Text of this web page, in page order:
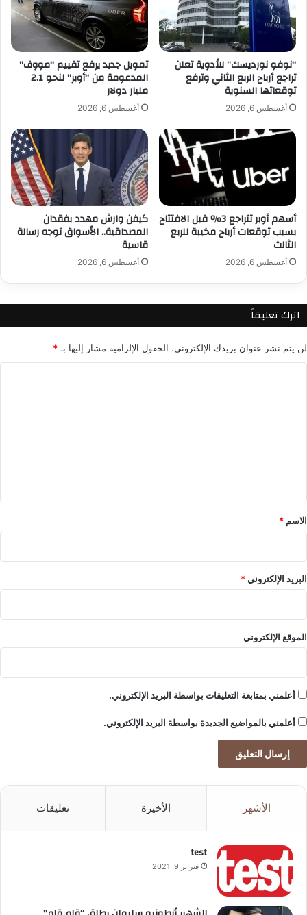
ب
ض
غ
ط
م
خ
ا
ف
خ
م
ا
د
ا
ل
ف
ض
ة
م
ب
ي
ر
ل
ح
ي
ة
ل
ر
“نوفو نورديسك” للأدوية تعلن
تراجع أرباح الربع الثاني وترفع
توقعاتها السنوية
أغسطس 6, 2026
تمويل جديد يرفع تقييم “مووف”
المدعومة من “أوبر” لنحو 2.1
مليار دولار
أغسطس 6, 2026
أسهم أوبر تتراجع 3% قبل الافتتاح
بسبب توقعات أرباح مخيبة للربع
الثالث
أغسطس 6, 2026
كيفن وارش مهدد بفقدان
المصداقية.. الأسواق توجه رسالة
قاسية
أغسطس 6, 2026
اترك تعليقاً
لن يتم نشر عنوان بريدك الإلكتروني. الحقول الإلزامية مشار إليها بـ *
*
الاسم *
البريد الإلكتروني*
الموقع الإلكتروني
أعلمني بمتابعة التعليقات بواسطة البريد الإلكتروني.
أعلمني بالمواضيع الجديدة بواسطة البريد الإلكتروني.
الأشهر الأخيرة تعليقات
test
فبراير 9, 2021